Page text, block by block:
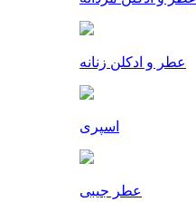
عطر و ادکلن زنانه
اسپری
عطر جیبی